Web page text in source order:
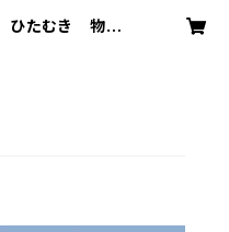
ひたむき 物産